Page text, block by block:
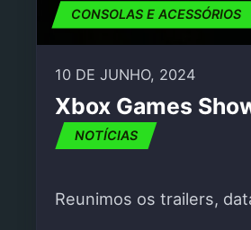
CONSOLAS E ACESSÓRIOS
10 DE JUNHO, 2024
Xbox Games
NOTÍCIAS
Reunimos os trailers,